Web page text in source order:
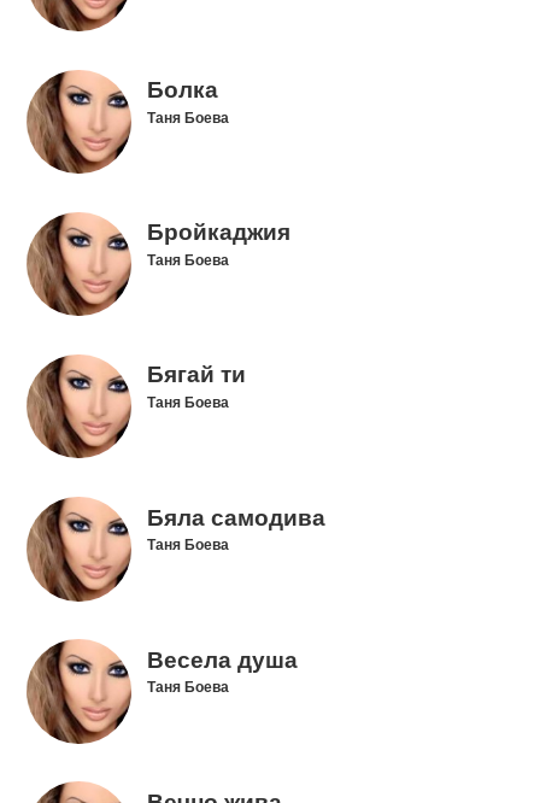
Болка
Таня Боева
Бройкаджия
Таня Боева
Бягай ти
Таня Боева
Бяла самодива
Таня Боева
Весела душа
Таня Боева